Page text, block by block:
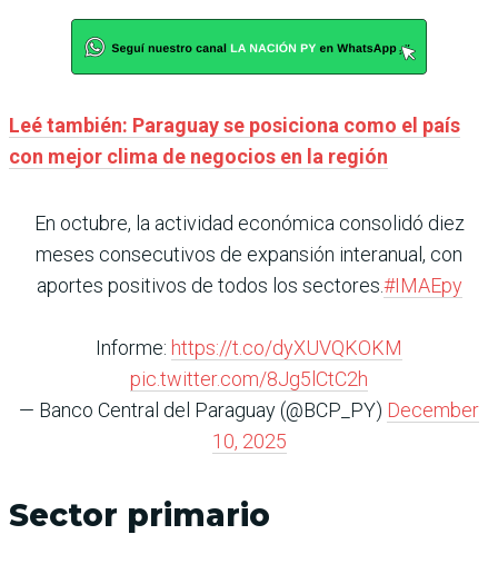
Leé también: Paraguay se posiciona como el país
con mejor clima de negocios en la región
En octubre, la actividad económica consolidó diez
meses consecutivos de expansión interanual, con
aportes positivos de todos los sectores.#IMAEpy
Informe: https://t.co/dyXUVQKOKM
pic.twitter.com/8Jg5lCtC2h
— Banco Central del Paraguay (@BCP_PY) December
10, 2025
Sector primario